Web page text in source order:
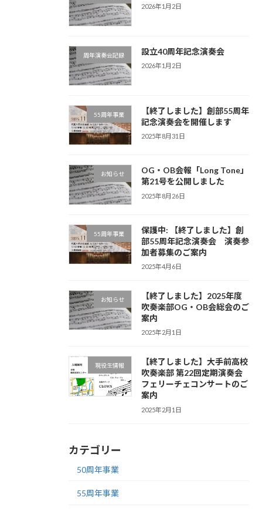
2026年1月2日
周年演奏会記録 設立40周年記念演奏会
2026年1月2日
55周年事業
【終了しました】創部55周年
記念演奏会を開催します
2025年8月31日
お知らせ
OG・OB会報「Long Tone」
第21号を公開しました
2025年8月26日
55周年事業
保護中: 【終了しました】創
部55周年記念演奏会 演奏参
加者募集のご案内
2025年4月6日
お知らせ
【終了しました】2025年度
吹奏楽部OG・OB会総会のご
案内
2025年2月1日
現役生情報
【終了しました】大手前高校
吹奏楽部 第22回定期演奏会
フェリーチェコンサートのご
案内
2025年2月1日
カテゴリー
50周年事業
55周年事業